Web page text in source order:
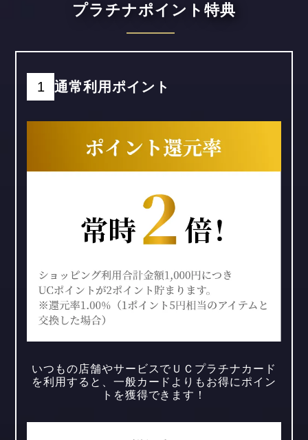
プラチナポイント特典
1 通常利用ポイント
いつもの店舗やサービスでＵＣプラチナカード
を利用すると、 一般カードよりもお得にポイン
トを獲得できます！